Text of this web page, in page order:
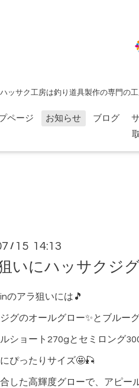
ハッサク工房は釣り道具製作の専門の
ページ お知らせ ブログ
/ 15 14:13
いにハッサクジ
のアラ狙いには🎵
グのオールグロー✨とブルー
ショート270gとセミロング
ぴったりサイズ🤩🎣
した高輝度グローで、アピー